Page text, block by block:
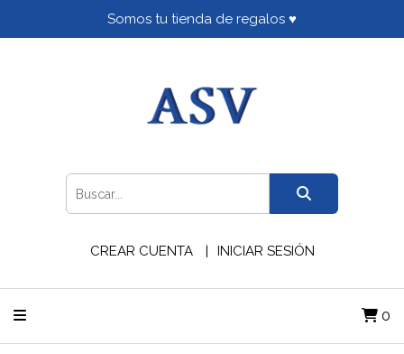
Somos tu tienda de regalos ♥
CREAR CUENTA INICIAR SESIÓN
0